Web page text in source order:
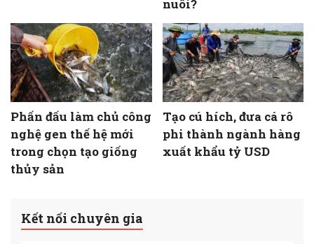
nuôi?
Phấn đấu làm chủ công
nghệ gen thế hệ mới
trong chọn tạo giống
thủy sản
Tạo cú hích, đưa cá rô
phi thành ngành hàng
xuất khẩu tỷ USD
Kết nối chuyên gia